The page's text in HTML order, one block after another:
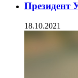
Президент
18.10.2021